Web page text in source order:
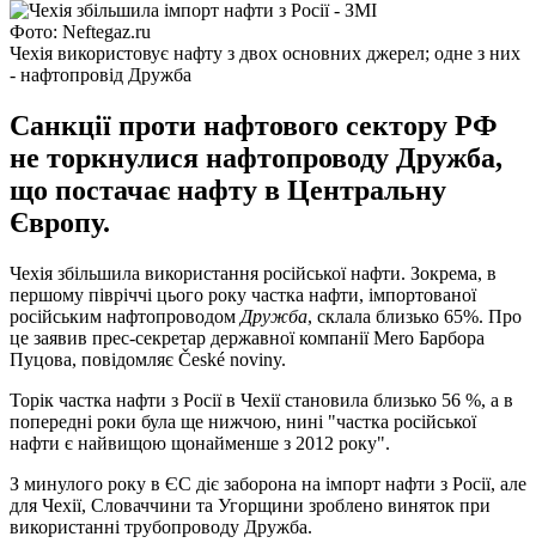
Фото: Neftegaz.ru
Чехія використовує нафту з двох основних джерел; одне з них
- нафтопровід Дружба
Санкції проти нафтового сектору РФ
не торкнулися нафтопроводу Дружба,
що постачає нафту в Центральну
Європу.
Чехія збільшила використання російської нафти. Зокрема, в
першому півріччі цього року частка нафти, імпортованої
російським нафтопроводом Дружба, склала близько 65%. Про
це заявив прес-секретар державної компанії Mero Барбора
Пуцова, повідомляє České noviny.
Торік частка нафти з Росії в Чехії становила близько 56 %, а в
попередні роки була ще нижчою, нині "частка російської
нафти є найвищою щонайменше з 2012 року".
З минулого року в ЄС діє заборона на імпорт нафти з Росії, але
для Чехії, Словаччини та Угорщини зроблено виняток при
використанні трубопроводу Дружба.